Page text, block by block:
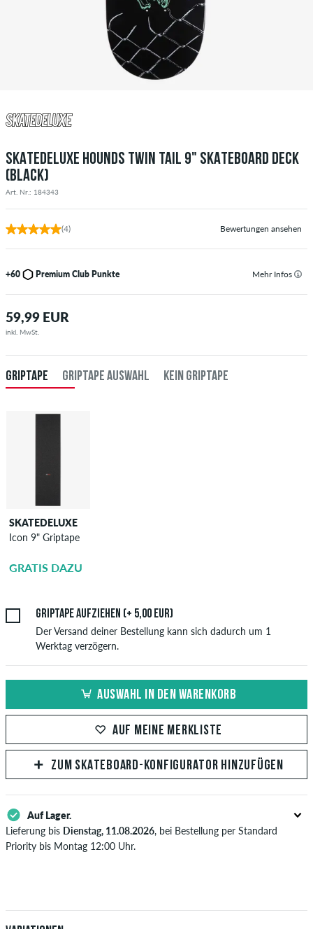
SKATEDELUXE HOUNDS TWIN TAIL 9" SKATEBOARD DECK
(BLACK)
Art. Nr.: 184343
(4) Bewertungen ansehen
+60 Premium Club Punkte Mehr Infos
59,99 EUR
inkl. MwSt.
GRIPTAPE GRIPTAPE AUSWAHL KEIN GRIPTAPE
SKATEDELUXE
Icon 9" Griptape
GRATIS DAZU
Griptape aufziehen (+ 5,00 EUR)
Der Versand deiner Bestellung kann sich dadurch um 1
Werktag verzögern.
AUSWAHL IN DEN WARENKORB
AUF MEINE MERKLISTE
ZUM SKATEBOARD-KONFIGURATOR HINZUFÜGEN
Auf Lager.
Lieferung bis Dienstag, 11.08.2026, bei Bestellung per Standard
Priority bis Montag 12:00 Uhr.